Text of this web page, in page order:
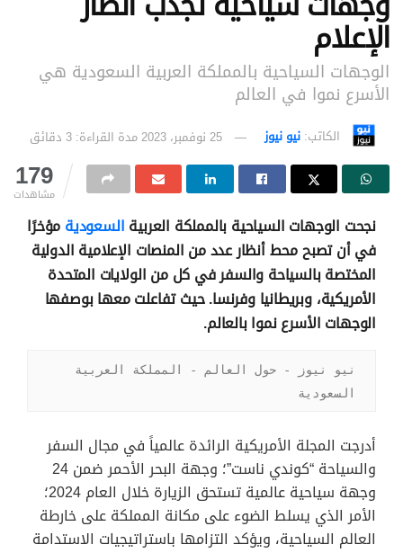
الإعلام
الوجهات السياحية بالمملكة العربية السعودية هي
الأسرع نموا في العالم
الكاتب: نيو نيوز 25 نوفمبر، 2023 مدة القراءة: 3 دقائق
179
مشاهدات
نجحت الوجهات السياحية بالمملكة العربيةالسعوديةمؤخرًا
في أن تصبح محط أنظار عدد من المنصات الإعلامية الدولية
المختصة بالسياحة والسفر في كل من الولايات المتحدة
الأمريكية، وبريطانيا وفرنسا. حيث تفاعلت معها بوصفها
الوجهات الأسرع نموا بالعالم.
السعودية
أدرجت المجلة الأمريكية الرائدة عالمياً في مجال السفر
والسياحة “كوندي ناست”؛ وجهة البحر الأحمر ضمن 24
وجهة سياحية عالمية تستحق الزيارة خلال العام 2024؛
الأمر الذي يسلط الضوء على مكانة المملكة على خارطة
العالم السياحية، ويؤكد التزامها باستراتيجيات الاستدامة